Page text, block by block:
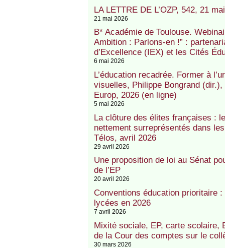
LA LETTRE DE L’OZP, 542, 21
21 mai 2026
B* Académie de Toulouse.
Ambition : Parlons-en !” :
d’Excellence (IEX) et les Cités
6 mai 2026
L’éducation recadrée. Former à
visuelles, Philippe Bongrand
Europ, 2026 (en ligne)
5 mai 2026
La clôture des élites françaises :
nettement surreprésentés dans
Télos, avril 2026
29 avril 2026
Une proposition de loi au Sénat
de l’EP
20 avril 2026
Conventions éducation prioritaire
lycées en 2026
7 avril 2026
Mixité sociale, EP, carte scolaire,
de la Cour des comptes sur le
30 mars 2026